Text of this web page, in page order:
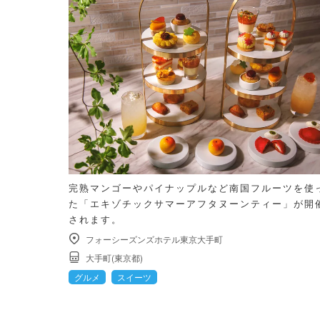
完熟マンゴーやパイナップルなど南国フルーツを使
た「エキゾチックサマーアフタヌーンティー」が開
されます。
フォーシーズンズホテル東京大手町
大手町(東京都)
グルメ
スイーツ